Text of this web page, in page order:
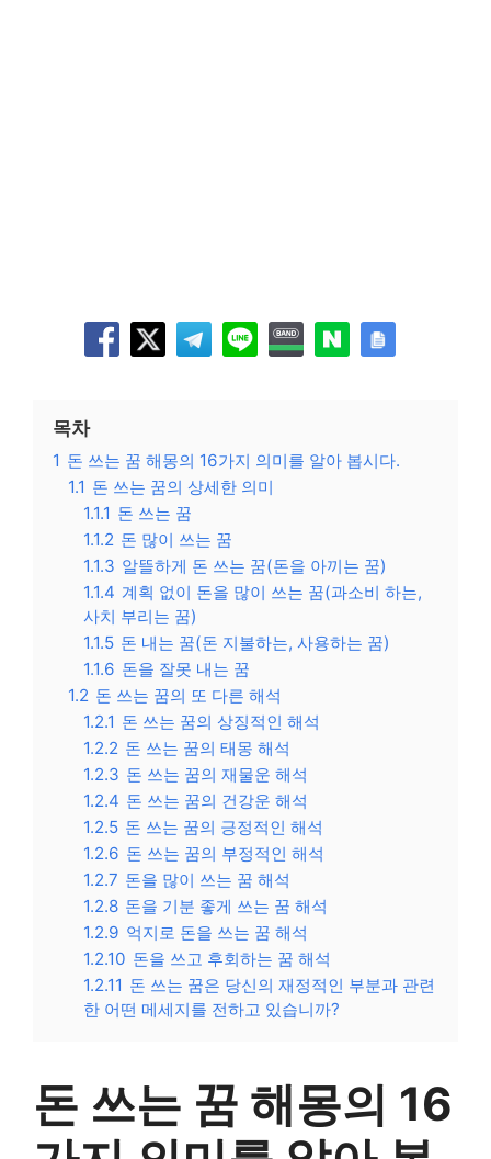
목차
1 돈 쓰는 꿈 해몽의 16가지 의미를 알아 봅시다.
1.1 돈 쓰는 꿈의 상세한 의미
1.1.1 돈 쓰는 꿈
1.1.2 돈 많이 쓰는 꿈
1.1.3 알뜰하게 돈 쓰는 꿈(돈을 아끼는 꿈)
1.1.4 계획 없이 돈을 많이 쓰는 꿈(과소비 하는,
사치 부리는 꿈)
1.1.5 돈 내는 꿈(돈 지불하는, 사용하는 꿈)
1.1.6 돈을 잘못 내는 꿈
1.2 돈 쓰는 꿈의 또 다른 해석
1.2.1 돈 쓰는 꿈의 상징적인 해석
1.2.2 돈 쓰는 꿈의 태몽 해석
1.2.3 돈 쓰는 꿈의 재물운 해석
1.2.4 돈 쓰는 꿈의 건강운 해석
1.2.5 돈 쓰는 꿈의 긍정적인 해석
1.2.6 돈 쓰는 꿈의 부정적인 해석
1.2.7 돈을 많이 쓰는 꿈 해석
1.2.8 돈을 기분 좋게 쓰는 꿈 해석
1.2.9 억지로 돈을 쓰는 꿈 해석
1.2.10 돈을 쓰고 후회하는 꿈 해석
1.2.11 돈 쓰는 꿈은 당신의 재정적인 부분과 관련
한 어떤 메세지를 전하고 있습니까?
돈 쓰는 꿈 해몽의 16